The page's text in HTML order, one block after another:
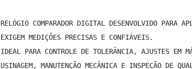
RELÓGIO COMPARADOR DIGITAL DESENVOLVIDO PARA
EXIGEM MEDIÇÕES PRECISAS E CONFIÁVEIS.
IDEAL PARA CONTROLE DE TOLERÂNCIA, AJUSTES EM
USINAGEM, MANUTENÇÃO MECÂNICA E INSPEÇÃO DE